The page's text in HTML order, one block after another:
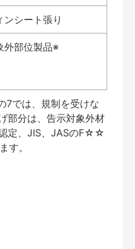
ンシート張り
外部位製品※
7では、規制を受けな
部分は、告示対象外材
定、JIS、JASのF☆☆
す。